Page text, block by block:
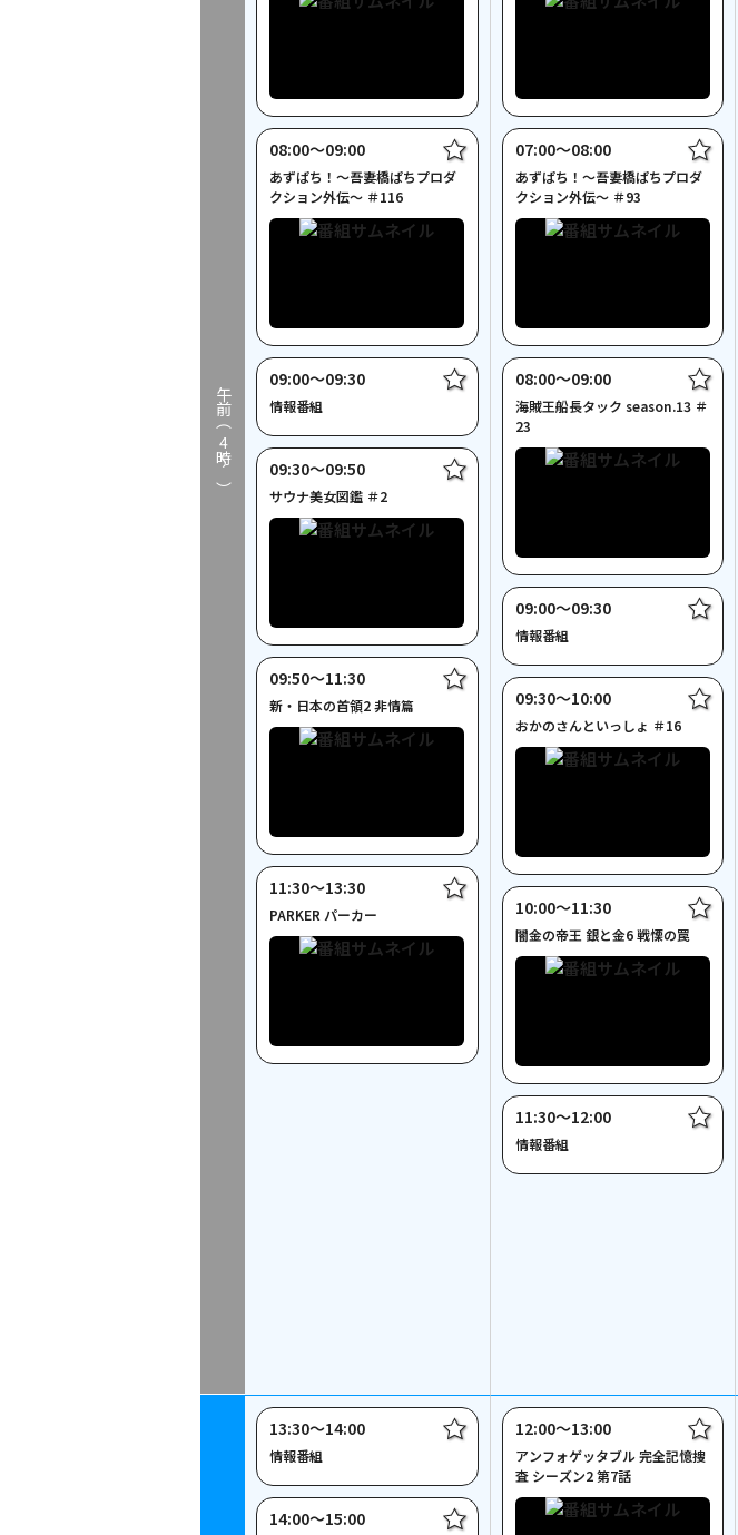
午前（
4
時～）
08:00〜09:00
あずぱち！～吾妻橋ぱちプロダ
クション外伝～ ＃116
09:00〜09:30
情報番組
09:30〜09:50
サウナ美女図鑑 ＃2
09:50〜11:30
新・日本の首領2 非情篇
11:30〜13:30
PARKER パーカー
07:00〜08:00
あずぱち！～吾妻橋ぱちプロダ
クション外伝～ ＃93
08:00〜09:00
海賊王船長タック season.13 ＃
23
09:00〜09:30
情報番組
09:30〜10:00
おかのさんといっしょ ＃16
10:00〜11:30
闇金の帝王 銀と金6 戦慄の罠
11:30〜12:00
情報番組
13:30〜14:00
情報番組
14:00〜15:00
12:00〜13:00
アンフォゲッタブル 完全記憶捜
査 シーズン2 第7話